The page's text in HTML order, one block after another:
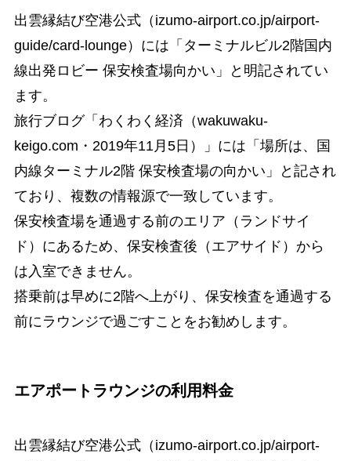
出雲縁結び空港公式（izumo-airport.co.jp/airport-
guide/card-lounge）には「ターミナルビル2階国内
線出発ロビー 保安検査場向かい」と明記されてい
ます。
旅行ブログ「わくわく経済（wakuwaku-
keigo.com・2019年11月5日）」には「場所は、国
内線ターミナル2階 保安検査場の向かい」と記され
ており、複数の情報源で一致しています。
保安検査場を通過する前のエリア（ランドサイ
ド）にあるため、保安検査後（エアサイド）から
は入室できません。
搭乗前は早めに2階へ上がり、保安検査を通過する
前にラウンジで過ごすことをお勧めします。
エアポートラウンジの利用料金
出雲縁結び空港公式（izumo-airport.co.jp/airport-